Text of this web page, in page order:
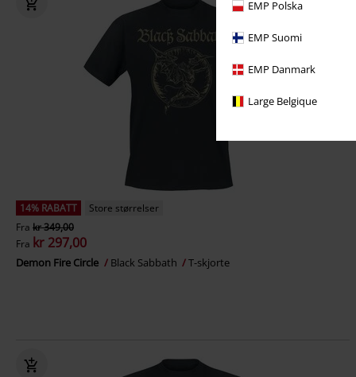
EMP Polska
EMP Suomi
EMP Danmark
Large Belgique
14% RABATT
Store størrelser
Fra kr 349,00
Fra kr 297,00
Demon Fire Circle Black Sabbath T-skjorte